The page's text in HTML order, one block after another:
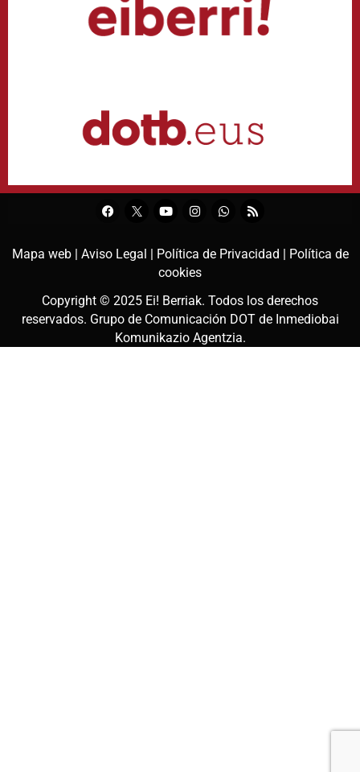
Mapa web | Aviso Legal | Política de Privacidad |
Política de
cookies
Copyright © 2025 Ei! Berriak. Todos los derechos
reservados. Grupo de Comunicación DOT de Inmediobai
Komunikazio Agentzia.